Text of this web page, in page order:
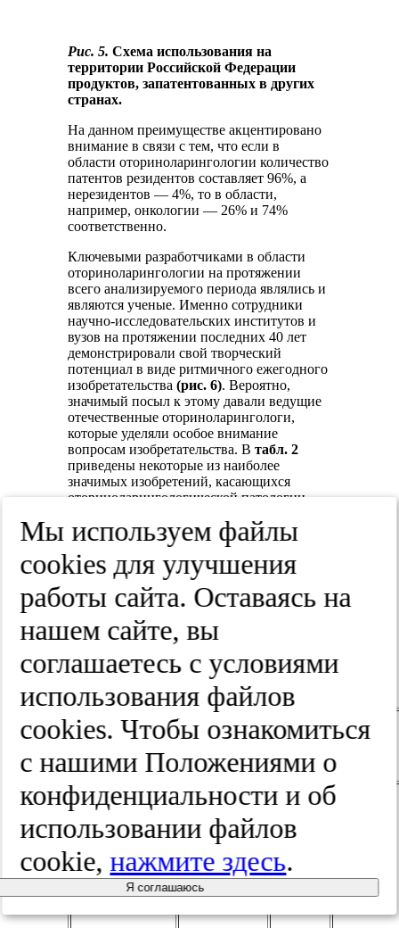
Рис. 5. Схема использования на
территории Российской Федерации
продуктов, запатентованных в других
странах.
На данном преимуществе акцентировано
внимание в связи с тем, что если в
области оториноларингологии количество
патентов резидентов составляет 96%, а
нерезидентов — 4%, то в области,
например, онкологии — 26% и 74%
соответственно.
Ключевыми разработчиками в области
оториноларингологии на протяжении
всего анализируемого периода являлись и
являются ученые. Именно сотрудники
научно-исследовательских институтов и
вузов на протяжении последних 40 лет
демонстрировали свой творческий
потенциал в виде ритмичного ежегодного
изобретательства(рис. 6). Вероятно,
значимый посыл к этому давали ведущие
отечественные оториноларингологи,
которые уделяли особое внимание
вопросам изобретательства. Втабл. 2
приведены некоторые из наиболее
значимых изобретений, касающихся
оториноларингологической патологии.
Рис. 6.
Количество зарегистрированных
изобретений по специальности
«оториноларингология» на территории
Российской Федерации в зависимости от
типа разработчика в различные
временные периоды.
Таблица 2.Примеры изобретений в
области оториноларингологии
Год создания
Номер
Мы используем файлы
cооkies для улучшения
работы сайта. Оставаясь на
нашем сайте, вы
соглашаетесь с условиями
использования файлов
cооkies. Чтобы ознакомиться
с нашими Положениями о
конфиденциальности и об
использовании файлов
cookie,нажмите здесь.
Я соглашаюсь